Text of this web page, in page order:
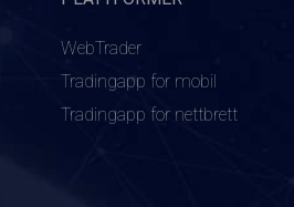
WebTrader
Tradingapp for mobil
Tradingapp for nettbrett